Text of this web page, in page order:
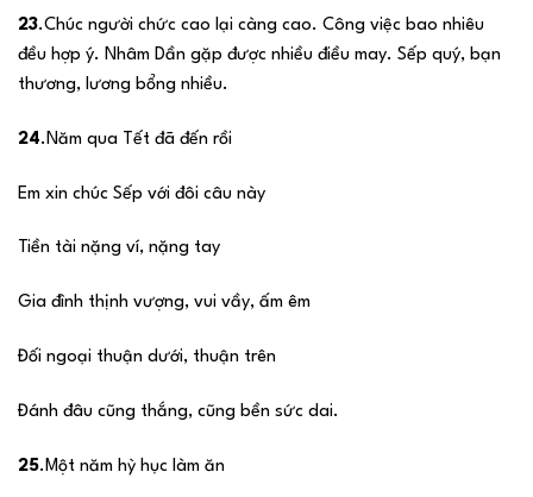
23.Chúc người chức cao lại càng cao. Công việc bao nhiêu
đều hợp ý. Nhâm Dần gặp được nhiều điều may. Sếp quý, bạn
thương, lương bổng nhiều.
24.Năm qua Tết đã đến rồi
Em xin chúc Sếp với đôi câu này
Tiền tài nặng ví, nặng tay
Gia đình thịnh vượng, vui vầy, ấm êm
Đối ngoại thuận dưới, thuận trên
Đánh đâu cũng thắng, cũng bền sức dai.
25.Một năm hỳ hục làm ăn